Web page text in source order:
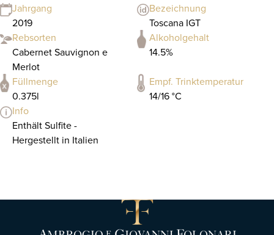
Jahrgang
2019
Bezeichnung
Toscana IGT
Rebsorten
Cabernet Sauvignon e
Merlot
Alkoholgehalt
14.5%
Füllmenge
0.375l
Empf. Trinktemperatur
14/16 °C
Info
Enthält Sulfite -
Hergestellt in Italien